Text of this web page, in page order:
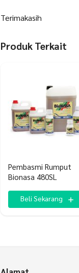
Terimakasih
Produk Terkait
Pembasmi Rumput
Bionasa 480SL
Beli Sekarang